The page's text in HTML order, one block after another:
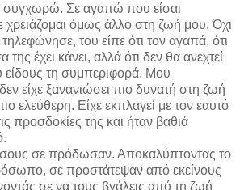
συγχωρώ. Σε αγαπώ που είσαι
όμως άλλο στη ζωή μου. Όχι
του είπε ότι τον αγαπά, ότι
έχει κάνει, αλλά ότι δεν θα ανεχτεί
είδους τη συμπεριφορά. Μου
είχε ξανανιώσει πιο δυνατή στη ζωή
ελεύθερη. Είχε εκπλαγεί με τον εαυτό
προσδοκίες της και ήταν βαθιά
σε πρόδωσαν. Αποκαλύπτοντας το
σε προστάτεψαν από εκείνους
σε να τους βγάλεις από τη ζωή